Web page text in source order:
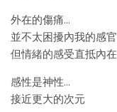
外在的傷痛…
並不太困擾內我的感官
但情緒的感受直抵內在
感性是神性…
接近更大的次元